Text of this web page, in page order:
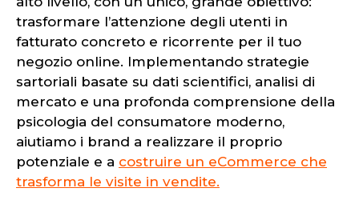
trasformare l’attenzione degli utenti in
fatturato concreto e ricorrente per il tuo
negozio online. Implementando strategie
sartoriali basate su dati scientifici, analisi di
mercato e una profonda comprensione della
psicologia del consumatore moderno,
aiutiamo i brand a realizzare il proprio
potenziale e a costruire un eCommerce che
trasforma le visite in vendite.